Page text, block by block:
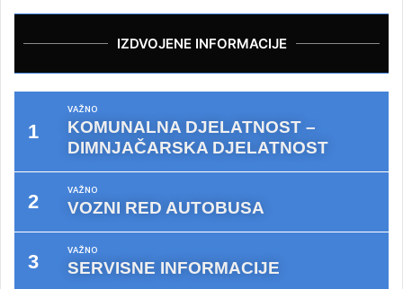
IZDVOJENE INFORMACIJE
VAŽNO
KOMUNALNA DJELATNOST –
DIMNJAČARSKA DJELATNOST
VAŽNO
VOZNI RED AUTOBUSA
VAŽNO
SERVISNE INFORMACIJE